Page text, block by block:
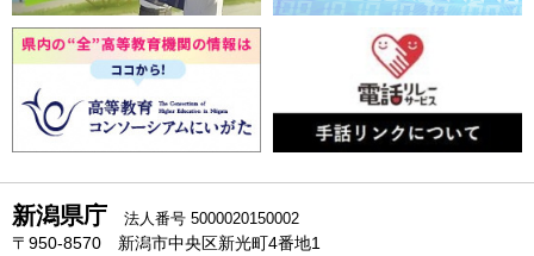
新潟県庁 法人番号 5000020150002
〒950-8570 新潟市中央区新光町4番地1